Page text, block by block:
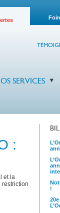
SERVICES
:
et la
restriction
!